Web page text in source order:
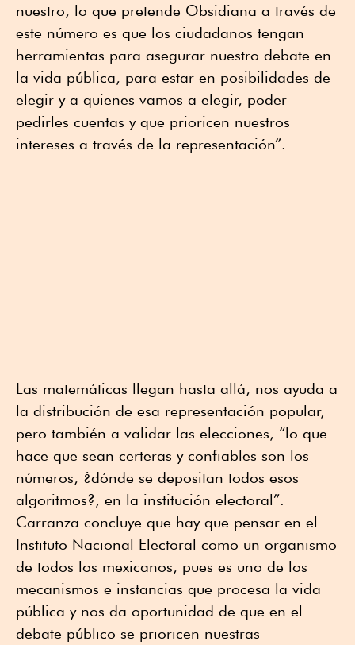
nuestro, lo que pretende Obsidiana a través de
este número es que los ciudadanos tengan
herramientas para asegurar nuestro debate en
la vida pública, para estar en posibilidades de
elegir y a quienes vamos a elegir, poder
pedirles cuentas y que prioricen nuestros
intereses a través de la representación”.
Las matemáticas llegan hasta allá, nos ayuda a
la distribución de esa representación popular,
pero también a validar las elecciones, “lo que
hace que sean certeras y confiables son los
números, ¿dónde se depositan todos esos
algoritmos?, en la institución electoral”.
Carranza concluye que hay que pensar en el
Instituto Nacional Electoral como un organismo
de todos los mexicanos, pues es uno de los
mecanismos e instancias que procesa la vida
pública y nos da oportunidad de que en el
debate público se prioricen nuestras